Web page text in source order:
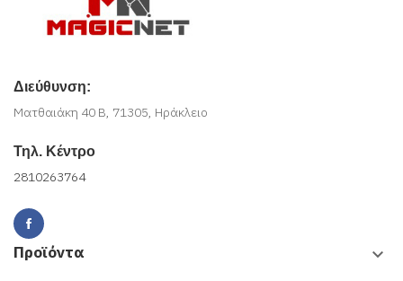
Διεύθυνση:
Ματθαιάκη 40 Β, 71305, Ηράκλειο
Τηλ. Κέντρο
2810263764
Προϊόντα keyboard_arrow_down